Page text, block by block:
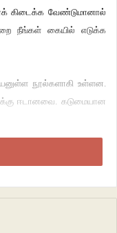
கிடைக்க வேண்டுமானால்
நீங்கள் கையில் எடுக்க
நூல்களாகி உள்ளன.
ஈடானவை. கடுமையான
அடிக்கடி சந்திக்கும்
அவை பற்றிய